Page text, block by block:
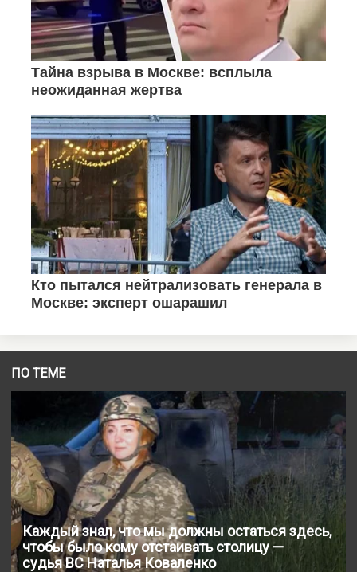
ПО ТЕМЕ
Каждый знал, что мы должны остаться здесь,
чтобы было кому отстаивать столицу —
судья ВС Наталья Коваленко